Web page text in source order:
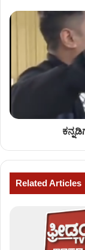
Related Articles